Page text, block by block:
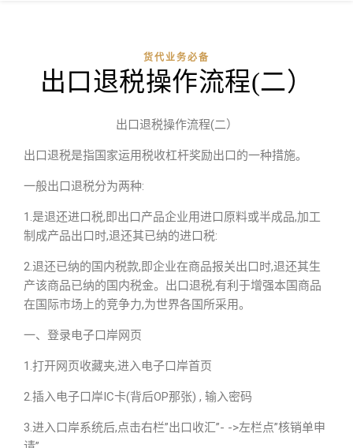
货代业务必备
出口退税操作流程(二）
出口退税操作流程(二）
出口退税是指国家运用税收杠杆奖励出口的一种措施。
一般出口退税分为两种:
1.是退还进口税,即出口产品企业用进口原料或半成品,加工
制成产品出口时,退还其已纳的进口税:
2.退还已纳的国内税款,即企业在商品报关出口时,退还其生
产该商品已纳的国内税金。出口退税,有利于增强本国商品
在国际市场上的竞争力,为世界各国所采用。
一、登录电子口岸网页
1.打开网页收藏夹,进入电子口岸首页
2.插入电子口岸IC卡(背后OP那张) , 输入密码
3.进入口岸系统后,点击右栏”出口收汇”- ->左栏点”核销单申